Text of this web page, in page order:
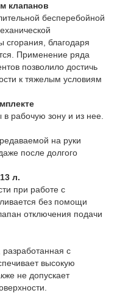
клапанов
бесперебойной
благодаря
Применение ряда
позволило достичь
к тяжелым условиям
рабочую зону и из нее.
на руки
после долгого
л.
при работе с
без помощи
отключения подачи
разработанная с
высокую
не допускает